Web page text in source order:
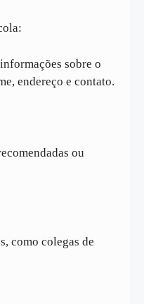
sobre o
endereço e contato.
ou
como colegas de